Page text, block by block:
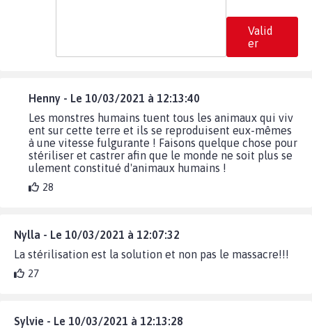
Valid
er
Henny - Le 10/03/2021 à 12:13:40
Les monstres humains tuent tous les animaux qui viv
ent sur cette terre et ils se reproduisent eux-mêmes
à une vitesse fulgurante ! Faisons quelque chose pour
stériliser et castrer afin que le monde ne soit plus se
ulement constitué d'animaux humains !
28
Nylla - Le 10/03/2021 à 12:07:32
La stérilisation est la solution et non pas le massacre!!!
27
Sylvie - Le 10/03/2021 à 12:13:28